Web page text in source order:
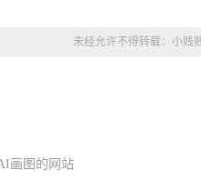
未经允许不得转载： 小贱
画图的网站